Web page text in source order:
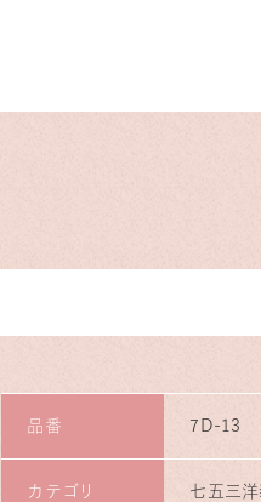
品番 7D-13
カテゴリ 七五三